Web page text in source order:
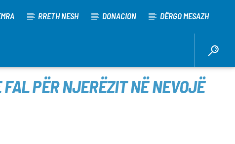
RRETH NESH DONACION DËRGO MESAZH
PËR NJERËZIT NË NEVOJË